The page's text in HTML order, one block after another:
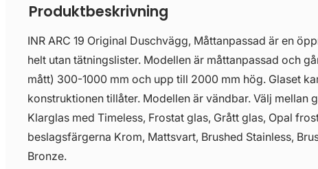
Produktbeskrivning
INR ARC 19 Original Duschvägg, Måttanpassad är en
helt utan tätningslister. Modellen är måttanpassad och
mått) 300-1000 mm och upp till 2000 mm hög. Glaset
konstruktionen tillåter. Modellen är vändbar. Välj mellan
Klarglas med Timeless, Frostat glas, Grått glas, Opal
beslagsfärgerna Krom, Mattsvart, Brushed Stainless,
Bronze.